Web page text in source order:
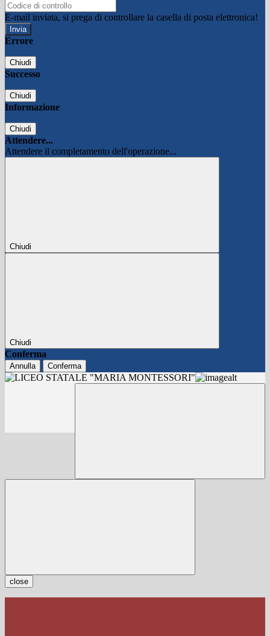
E-mail inviata, si prega di controllare la casella di posta elettronica!
Errore
Chiudi
Successo
Chiudi
Informazione
Chiudi
Attendere...
Attendere il completamento dell'operazione...
Chiudi
Chiudi
Conferma
Annulla Conferma
close